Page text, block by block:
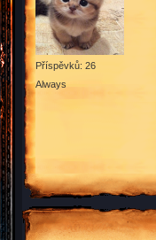
Příspěvků: 26
Always